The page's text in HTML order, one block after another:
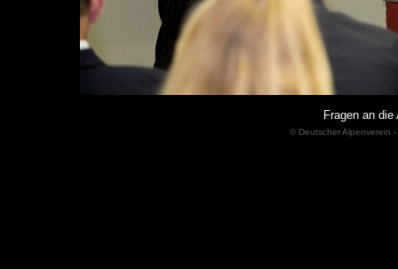
Fragen an
© Deutscher Alpenverein